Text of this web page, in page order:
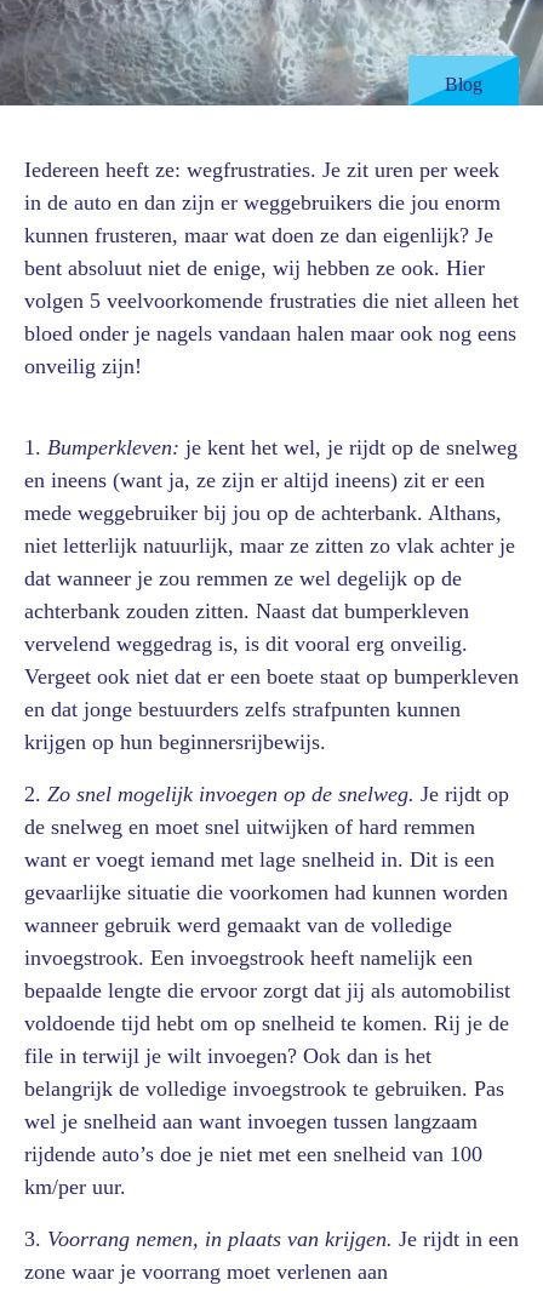
Blog
Iedereen heeft ze: wegfrustraties. Je zit uren per week
in de auto en dan zijn er weggebruikers die jou enorm
kunnen frusteren, maar wat doen ze dan eigenlijk? Je
bent absoluut niet de enige, wij hebben ze ook. Hier
volgen 5 veelvoorkomende frustraties die niet alleen het
bloed onder je nagels vandaan halen maar ook nog eens
onveilig zijn!
1. Bumperkleven: je kent het wel, je rijdt op de snelweg
en ineens (want ja, ze zijn er altijd ineens) zit er een
mede weggebruiker bij jou op de achterbank. Althans,
niet letterlijk natuurlijk, maar ze zitten zo vlak achter je
dat wanneer je zou remmen ze wel degelijk op de
achterbank zouden zitten. Naast dat bumperkleven
vervelend weggedrag is, is dit vooral erg onveilig.
Vergeet ook niet dat er een boete staat op bumperkleven
en dat jonge bestuurders zelfs strafpunten kunnen
krijgen op hun beginnersrijbewijs.
2. Zo snel mogelijk invoegen op de snelweg. Je rijdt op
de snelweg en moet snel uitwijken of hard remmen
want er voegt iemand met lage snelheid in. Dit is een
gevaarlijke situatie die voorkomen had kunnen worden
wanneer gebruik werd gemaakt van de volledige
invoegstrook. Een invoegstrook heeft namelijk een
bepaalde lengte die ervoor zorgt dat jij als automobilist
voldoende tijd hebt om op snelheid te komen. Rij je de
file in terwijl je wilt invoegen? Ook dan is het
belangrijk de volledige invoegstrook te gebruiken. Pas
wel je snelheid aan want invoegen tussen langzaam
rijdende auto’s doe je niet met een snelheid van 100
km/per uur.
3. Voorrang nemen, in plaats van krijgen. Je rijdt in een
zone waar je voorrang moet verlenen aan